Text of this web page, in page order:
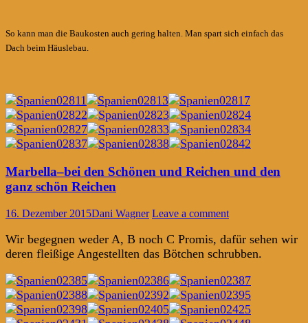
So kann man die Baukosten auch gering halten. Man spart sich einfach das
Dach beim Häuslebau.
Marbella–bei den Schönen und Reichen und den
ganz schön Reichen
16. Dezember 2015Dani Wagner Leave a comment
Wir begegnen weder A, B noch C Promis, dafür sehen wir
deren fleißige Angestellten das Bötchen schrubben.